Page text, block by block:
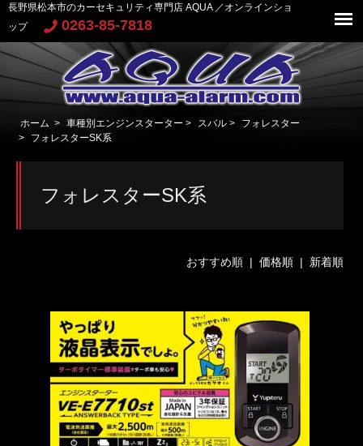
長野県松本市のカーセキュリティ専門店 AQUA ／オンラインショ
ップ
0263-85-7818
ホーム > 車種別エンジンスターター > スバル >
フォレスター
>
フォレスターSK系
フォレスターSK系
おすすめ順 | 価格順| 新着順